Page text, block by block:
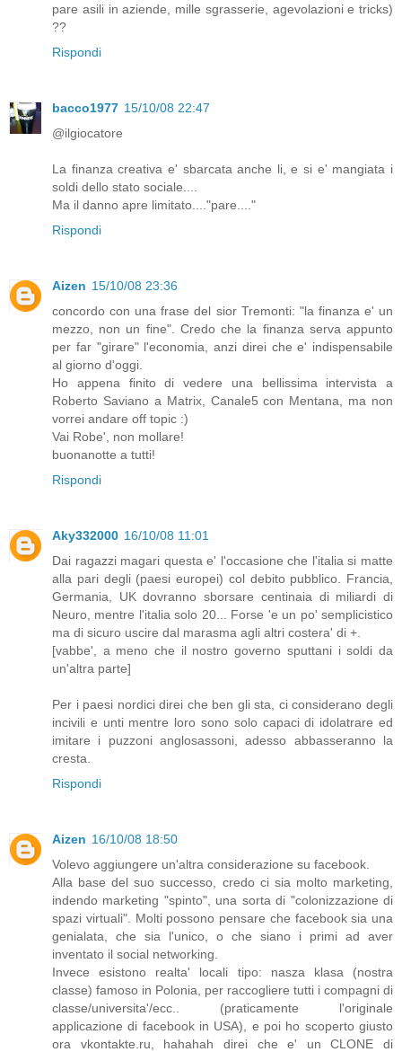
pare asili in aziende, mille sgrasserie, agevolazioni e tricks)
??
Rispondi
bacco1977 15/10/08 22:47
@ilgiocatore
La finanza creativa e' sbarcata anche li, e si e' mangiata i
soldi dello stato sociale....
Ma il danno apre limitato...."pare...."
Rispondi
Aizen 15/10/08 23:36
concordo con una frase del sior Tremonti: "la finanza e' un
mezzo, non un fine". Credo che la finanza serva appunto
per far "girare" l'economia, anzi direi che e' indispensabile
al giorno d'oggi.
Ho appena finito di vedere una bellissima intervista a
Roberto Saviano a Matrix, Canale5 con Mentana, ma non
vorrei andare off topic :)
Vai Robe', non mollare!
buonanotte a tutti!
Rispondi
Aky332000 16/10/08 11:01
Dai ragazzi magari questa e' l'occasione che l'italia si matte
alla pari degli (paesi europei) col debito pubblico. Francia,
Germania, UK dovranno sborsare centinaia di miliardi di
Neuro, mentre l'italia solo 20... Forse 'e un po' semplicistico
ma di sicuro uscire dal marasma agli altri costera' di +.
[vabbe', a meno che il nostro governo sputtani i soldi da
un'altra parte]
Per i paesi nordici direi che ben gli sta, ci considerano degli
incivili e unti mentre loro sono solo capaci di idolatrare ed
imitare i puzzoni anglosassoni, adesso abbasseranno la
cresta.
Rispondi
Aizen 16/10/08 18:50
Volevo aggiungere un'altra considerazione su facebook.
Alla base del suo successo, credo ci sia molto marketing,
indendo marketing "spinto", una sorta di "colonizzazione di
spazi virtuali". Molti possono pensare che facebook sia una
genialata, che sia l'unico, o che siano i primi ad aver
inventato il social networking.
Invece esistono realta' locali tipo: nasza klasa (nostra
classe) famoso in Polonia, per raccogliere tutti i compagni di
classe/universita'/ecc.. (praticamente l'originale
applicazione di facebook in USA), e poi ho scoperto giusto
ora vkontakte.ru, hahahah direi che e' un CLONE di